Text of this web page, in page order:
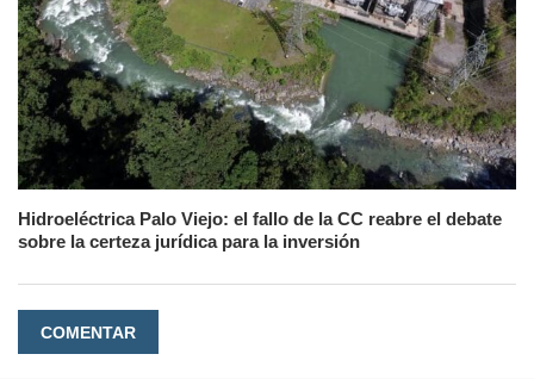
Hidroeléctrica Palo Viejo: el fallo de la CC reabre el debate
sobre la certeza jurídica para la inversión
COMENTAR